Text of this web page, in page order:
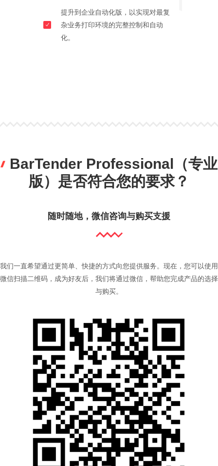
提升到企业自动化版，以实现对最复
杂业务打印环境的完整控制和自动
化。
BarTender Professional（专业
版）是否符合您的要求？
随时随地，微信咨询与购买支援
我们一直希望通过更简单、快捷的方式向您提供服务。现在，您可以使用
微信扫描二维码，成为好友后，我们将通过微信，帮助您完成产品的选择
与购买。